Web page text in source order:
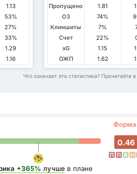
1.13
53%
27%
33%
1.29
1.16
Пропущено
1.81
ОЗ
74%
Клиншиты
7%
Счет
22%
xG
1.15
ОЖП
1.62
Что означает эта статистика? Прочитайте
Форма
+365% лучшев плане
0.46
П П В Н